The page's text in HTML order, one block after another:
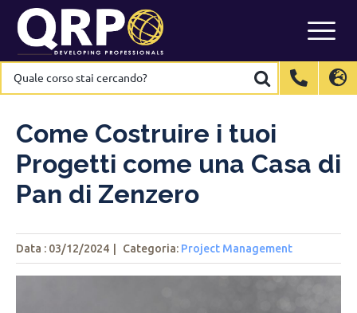
content
International
EN
Italy
IT
Luxembourg
EN
Spain
ES
Switzerland
DE EN
FR
Quale
corso
stai
cercando? International
EN
Italy
IT
Luxembourg
EN
Spain
ES
Switzerland
DE EN
FR
Quale
corso
stai
cercando?
Come Costruire i tuoi
Progetti come una Casa di
Pan di Zenzero
Data : 03/12/2024 Categoria: Project Management